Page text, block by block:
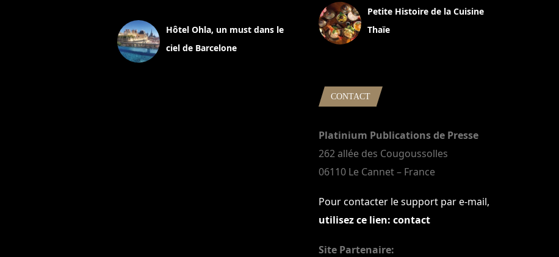
Hôtel Ohla, un must dans le
ciel de Barcelone
Petite Histoire de la Cuisine
Thaïe
CONTACT
Platinium Publications de Presse
262 allée des Cougoussolles
06110 Le Cannet – France
Pour contacter le support par e-mail,
utilisez ce lien: contact
Site Partenaire: